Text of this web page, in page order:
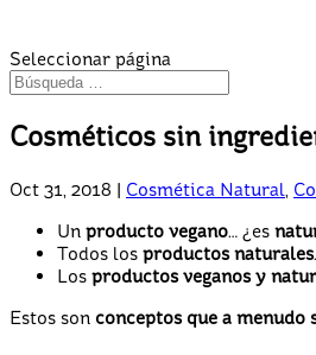
Seleccionar página
Cosméticos sin
Oct 31, 2018 | Cosmética Natural,
Un producto vegano… ¿es
Todos los productos naturales
Los productos veganos y
Estos son conceptos que a menudo